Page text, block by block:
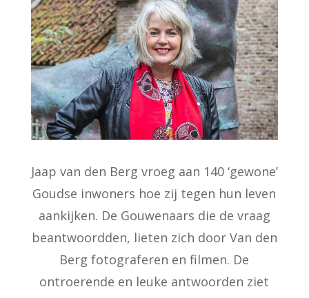
Jaap van den Berg vroeg aan 140 ‘gewone’
Goudse inwoners hoe zij tegen hun leven
aankijken. De Gouwenaars die de vraag
beantwoordden, lieten zich door Van den
Berg fotograferen en filmen. De
ontroerende en leuke antwoorden ziet